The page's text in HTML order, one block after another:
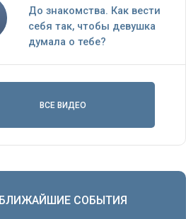
До знакомства. Как вести
себя так, чтобы девушка
думала о тебе?
ВСЕ ВИДЕО
БЛИЖАЙШИЕ СОБЫТИЯ